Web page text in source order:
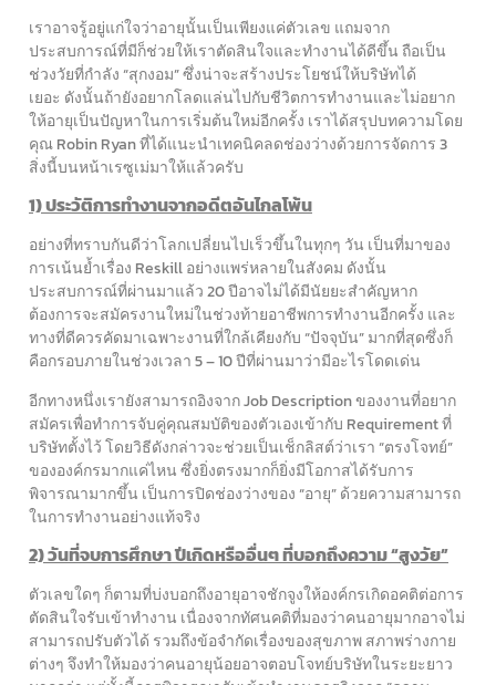
เราอาจรู้อยู่แก่ใจว่าอายุนั้นเป็นเพียงแค่ตัวเลข แถมจาก
ประสบการณ์ที่มีก็ช่วยให้เราตัดสินใจและทำงานได้ดีขึ้น ถือเป็น
ช่วงวัยที่กำลัง “สุกงอม” ซึ่งน่าจะสร้างประโยชน์ให้บริษัทได้
เยอะ ดังนั้นถ้ายังอยากโลดแล่นไปกับชีวิตการทำงานและไม่อยาก
ให้อายุเป็นปัญหาในการเริ่มต้นใหม่อีกครั้ง เราได้สรุปบทความโดย
คุณ Robin Ryan ที่ได้แนะนำเทคนิคลดช่องว่างด้วยการจัดการ 3
สิ่งนี้บนหน้าเรซูเม่มาให้แล้วครับ
1) ประวัติการทำงานจากอดีตอันไกลโพ้น
อย่างที่ทราบกันดีว่าโลกเปลี่ยนไปเร็วขึ้นในทุกๆ วัน เป็นที่มาของ
การเน้นย้ำเรื่อง Reskill อย่างแพร่หลายในสังคม ดังนั้น
ประสบการณ์ที่ผ่านมาแล้ว 20 ปีอาจไม่ได้มีนัยยะสำคัญหาก
ต้องการจะสมัครงานใหม่ในช่วงท้ายอาชีพการทำงานอีกครั้ง และ
ทางที่ดีควรคัดมาเฉพาะงานที่ใกล้เคียงกับ “ปัจจุบัน” มากที่สุดซึ่งก็
คือกรอบภายในช่วงเวลา 5 – 10 ปีที่ผ่านมาว่ามีอะไรโดดเด่น
อีกทางหนึ่งเรายังสามารถอิงจาก Job Description ของงานที่อยาก
สมัครเพื่อทำการจับคู่คุณสมบัติของตัวเองเข้ากับ Requirement ที่
บริษัทตั้งไว้ โดยวิธีดังกล่าวจะช่วยเป็นเช็กลิสต์ว่าเรา “ตรงโจทย์”
ขององค์กรมากแค่ไหน ซึ่งยิ่งตรงมากก็ยิ่งมีโอกาสได้รับการ
พิจารณามากขึ้น เป็นการปิดช่องว่างของ “อายุ” ด้วยความสามารถ
ในการทำงานอย่างแท้จริง
2) วันที่จบการศึกษา ปีเกิดหรืออื่นๆ ที่บอกถึงความ “สูงวัย”
ตัวเลขใดๆ ก็ตามที่บ่งบอกถึงอายุอาจชักจูงให้องค์กรเกิดอคติต่อการ
ตัดสินใจรับเข้าทำงาน เนื่องจากทัศนคติที่มองว่าคนอายุมากอาจไม่
สามารถปรับตัวได้ รวมถึงข้อจำกัดเรื่องของสุขภาพ สภาพร่างกาย
ต่างๆ จึงทำให้มองว่าคนอายุน้อยอาจตอบโจทย์บริษัทในระยะยาว